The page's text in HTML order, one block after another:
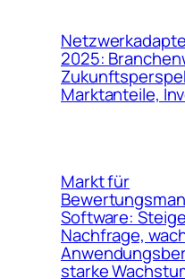
2025:
Marktanteile,
Markt für
Software:
Nachfrage,
starke